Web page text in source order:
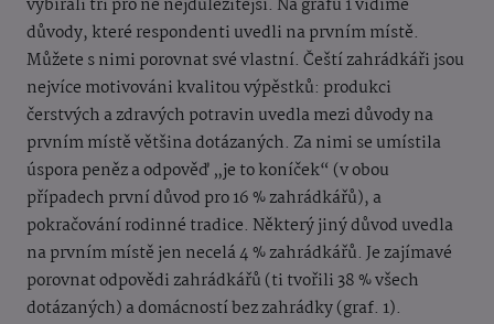
vybírali tři pro ně nejdůležitější. Na grafu 1 vidíme
důvody, které respondenti uvedli na prvním místě.
Můžete s nimi porovnat své vlastní. Čeští zahrádkáři jsou
nejvíce motivováni kvalitou výpěstků: produkci
čerstvých a zdravých potravin uvedla mezi důvody na
prvním místě většina dotázaných. Za nimi se umístila
úspora peněz a odpověď „je to koníček“ (v obou
případech první důvod pro 16 % zahrádkářů), a
pokračování rodinné tradice. Některý jiný důvod uvedla
na prvním místě jen necelá 4 % zahrádkářů. Je zajímavé
porovnat odpovědi zahrádkářů (ti tvořili 38 % všech
dotázaných) a domácností bez zahrádky (graf. 1).